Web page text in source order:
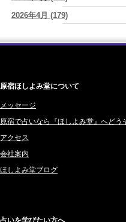
時間は前に進んでいく。後悔は
ができる (真巳華 - Mamika -)
2026/08/07
赤羽うさぎ (341)
橘メルロ (7)
鈴喜みわこ (8)
鯖ノ実 ソニン (19)
愛音ソナタ (16)
紫村 明世 (34)
サーペント (92)
2026年4月 (179)
2025年12月 (201)
2025年11月 (252)
2025年10月 (242)
2025年9月 (196)
2025年8月 (182)
原宿ほしよみ堂について
メッセージ
原宿で占いなら『ほしよみ堂』へどう
アクセス
会社案内
ほしよみ堂ブログ